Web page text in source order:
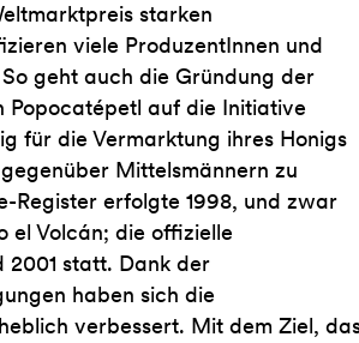
starken
viele ProduzentInnen und
geht auch die Gründung der
Popocatépetl auf die Initiative
für die Vermarktung ihres Honigs
Mittelsmännern zu
Register erfolgte 1998, und zwar
el Volcán; die offizielle
2001 statt. Dank der
haben sich die
verbessert. Mit dem Ziel,